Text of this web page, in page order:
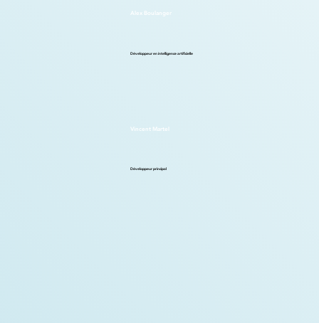
Alex Boulanger
Développeur en intelligence artificielle
Vincent Martel
Développeur principal